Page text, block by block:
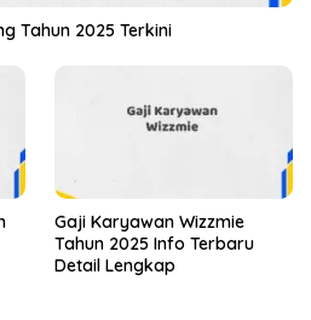
Tahun 2025 Terkini
Gaji Karyawan Wizzmie
Tahun 2025 Info Terbaru
Detail Lengkap